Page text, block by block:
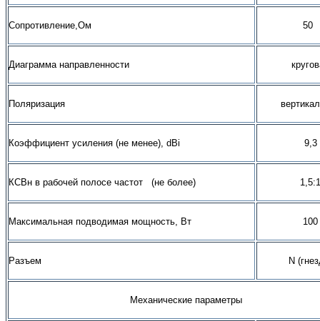
Сопротивление,Ом 50
Диаграмма направленности
Поляризация
Коэффициент усиления (не менее), dBi 9,3
КСВн в рабочей полосе частот (не более) 1,5:1
Максимальная подводимая мощность, Вт 100
Разъем N
Механические параметры